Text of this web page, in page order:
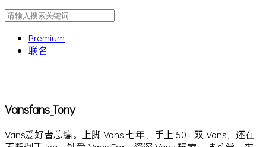
Premium
联名
Vansfans_Tony
Vans爱好者总编。上脚 Vans 七年，手上 50+ 双 Vans，还在